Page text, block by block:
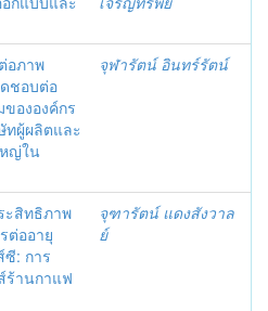
อภาพ
ชอบต่อ
ององค์กร
ทผู้ผลิตและ
ญ่ใน
จุฬารัตน์ อินทร์รัตน์
ะสิทธิภาพ
ต่ออายุ
: การ
ร้านกาแฟ
จุฑารัตน์ แดงสังวาล
ย์